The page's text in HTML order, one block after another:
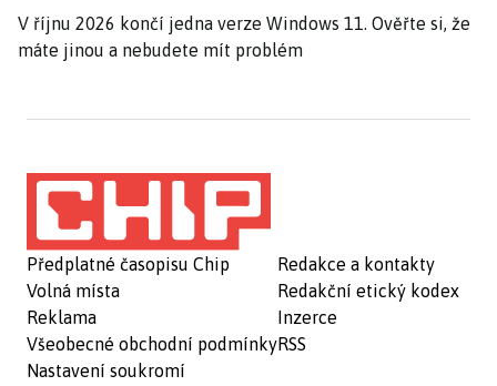
V říjnu 2026 končí jedna verze Windows 11. Ověřte si, že
máte jinou a nebudete mít problém
Předplatné časopisu Chip
Volná místa
Reklama
Všeobecné obchodní podmínky
Nastavení soukromí
Redakce a kontakty
Redakční etický kodex
Inzerce
RSS